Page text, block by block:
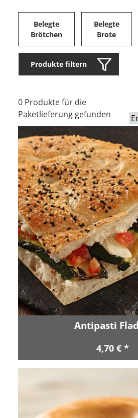
Belegte
Brötchen
Belegte
Brote
Produkte filtern
0 Produkte für die
Paketlieferung gefunden
Antipasti
4,70 € *